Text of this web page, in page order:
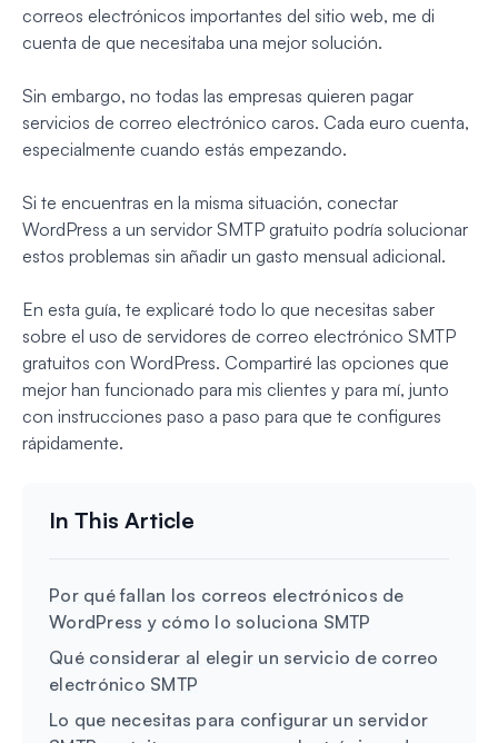
correos electrónicos importantes del sitio web, me di
cuenta de que necesitaba una mejor solución.
Sin embargo, no todas las empresas quieren pagar
servicios de correo electrónico caros. Cada euro cuenta,
especialmente cuando estás empezando.
Si te encuentras en la misma situación, conectar
WordPress a un servidor SMTP gratuito podría solucionar
estos problemas sin añadir un gasto mensual adicional.
En esta guía, te explicaré todo lo que necesitas saber
sobre el uso de servidores de correo electrónico SMTP
gratuitos con WordPress. Compartiré las opciones que
mejor han funcionado para mis clientes y para mí, junto
con instrucciones paso a paso para que te configures
rápidamente.
Por qué fallan los correos electrónicos de
WordPress y cómo lo soluciona SMTP
Qué considerar al elegir un servicio de correo
electrónico SMTP
Lo que necesitas para configurar un servidor